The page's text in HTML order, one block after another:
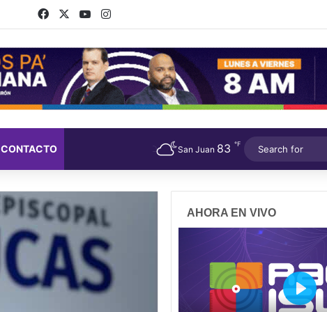
FacebookYouTubeInstagram
CONTACTO San Juan 83 ℉
AHORA EN VIVO
P